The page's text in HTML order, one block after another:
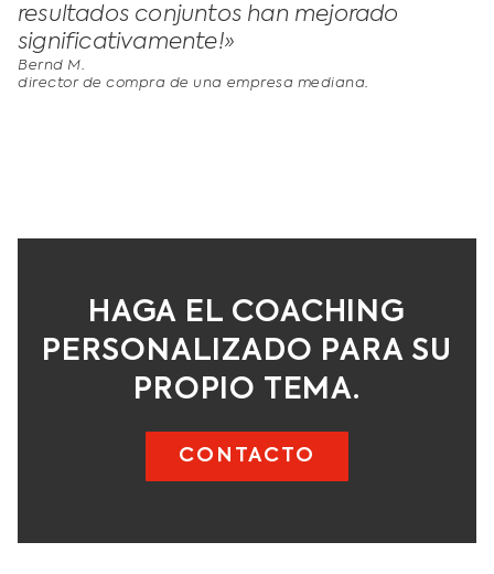
resultados conjuntos han mejorado
significativamente!»
Bernd M.
director de compra de una empresa mediana.
HAGA EL COACHING
PERSONALIZADO PARA SU
PROPIO TEMA.
CONTACTO